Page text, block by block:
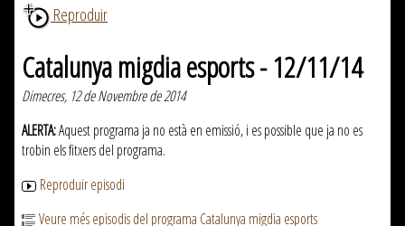
Reproduir
Catalunya migdia esports - 12/11/14
Dimecres, 12 de Novembre de 2014
ALERTA:Aquest programa ja no està en emissió, i es possible que ja no es
trobin els fitxers del programa.
Reproduir episodi
Veure més episodis del programa Catalunya migdia esports